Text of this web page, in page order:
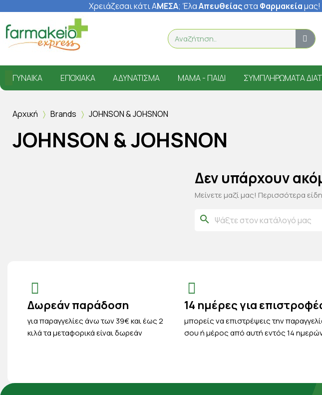
Χρειάζεσαι κάτι ΑΜΕΣΑ; ΈλαΑπευθείαςστα Φαρμακείαμας
ΓΥΝΑΊΚΑ ΕΠΟΧΙΑΚΆ ΑΔΥΝΆΤΙΣΜΑ ΜΑΜΆ - ΠΑΙΔΊ ΣΥΜΠΛΗΡΏΜΑΤΑ
Αρχική Brands JOHNSON & JOHSNON
JOHNSON & JOHSNON
Δεν υπάρχουν
Μείνετε μαζί μας! Περισσότερα
search
Δωρεάν παράδοση
για παραγγελίες άνω των 39€ και έως 2
κιλά τα μεταφορικά είναι δωρεάν
14 ημέρες για
μπορείς να επιστρέψεις την
σου ή μέρος από αυτή εντός 14